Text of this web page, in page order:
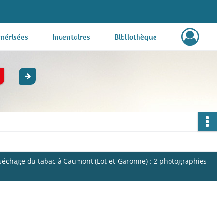
Inventaires Bibliothèque
du tabac à Caumont (Lot-et-Garonne) : 2 photographies